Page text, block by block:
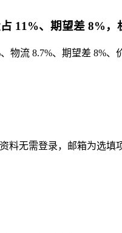
11%、期望差 8%，
流 8.7%、期望差 8%、
无需登录，邮箱为选填